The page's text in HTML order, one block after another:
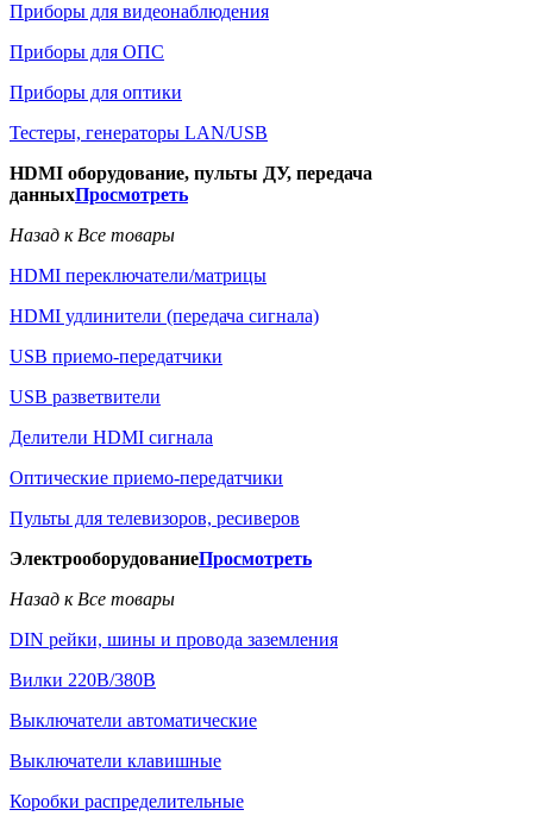
Приборы для видеонаблюдения
Приборы для ОПС
Приборы для оптики
Тестеры, генераторы LAN/USB
HDMI оборудование, пульты ДУ, передача
данныхПросмотреть
Назад к Все товары
HDMI переключатели/матрицы
HDMI удлинители (передача сигнала)
USB приемо-передатчики
USB разветвители
Делители HDMI сигнала
Оптические приемо-передатчики
Пульты для телевизоров, ресиверов
ЭлектрооборудованиеПросмотреть
Назад к Все товары
DIN рейки, шины и провода заземления
Вилки 220В/380В
Выключатели автоматические
Выключатели клавишные
Коробки распределительные